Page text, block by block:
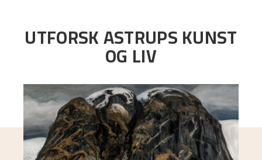
UTFORSK ASTRUPS KUNST
OG LIV